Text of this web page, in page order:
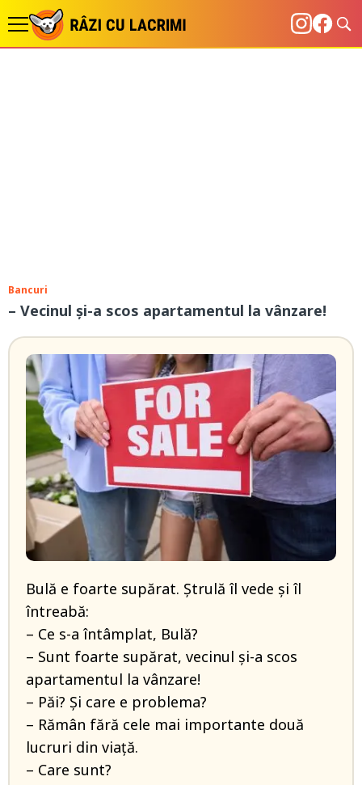
Bancuri
– Vecinul și-a scos apartamentul la vânzare!
Bulă e foarte supărat. Ștrulă îl vede și îl
întreabă:
– Ce s-a întâmplat, Bulă?
– Sunt foarte supărat, vecinul și-a scos
apartamentul la vânzare!
– Păi? Și care e problema?
– Rămân fără cele mai importante două
lucruri din viață.
– Care sunt?